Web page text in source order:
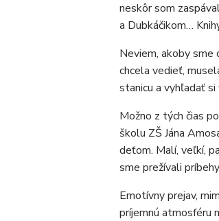
neskôr som
a Dubkáčikom…
Neviem, akoby
chcela vedieť,
stanicu a vyhľadať
Možno z tých čias
školu ZŠ Jána
deťom. Malí, veľkí,
sme prežívali
Emotívny prejav,
príjemnú atmosféru